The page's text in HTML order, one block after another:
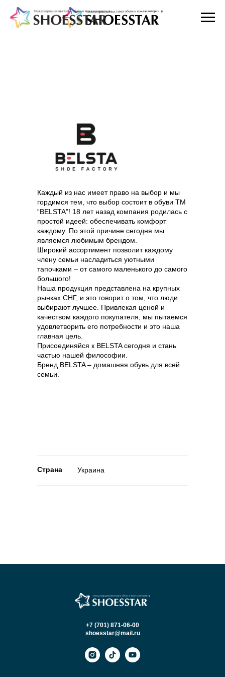
Страна Украина
Каждый из нас имеет право на выбор и мы
гордимся тем, что выбор состоит в обуви ТМ
“BELSTA”! 18 лет назад компания родилась с
простой идеей: обеспечивать комфорт
каждому. По этой причине сегодня мы
являемся любимым брендом.
Широкий ассортимент позволит каждому
члену семьи насладиться уютными
тапочками – от самого маленького до самого
большого!
Наша продукция представлена на крупных
рынках СНГ, и это говорит о том, что люди
выбирают лучшее. Привлекая ценой и
качеством каждого покупателя, мы пытаемся
удовлетворить его потребности и это наша
главная цель.
Присоединяйся к BELSTA сегодня и стань
частью нашей философии.
Бренд BELSTA – домашняя обувь для всей
семьи.
BELSTA
+7 (701) 871-06-00
shoesstar@mail.ru